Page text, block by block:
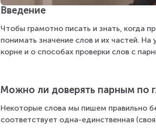
Введение
Чтобы грамотно писать и знать, когда
понимать значение слов и их частей. На
корне и о способах проверки слов с
Можно ли доверять парным по
Некоторые слова мы пишем правильно
соответствует одна-единственная